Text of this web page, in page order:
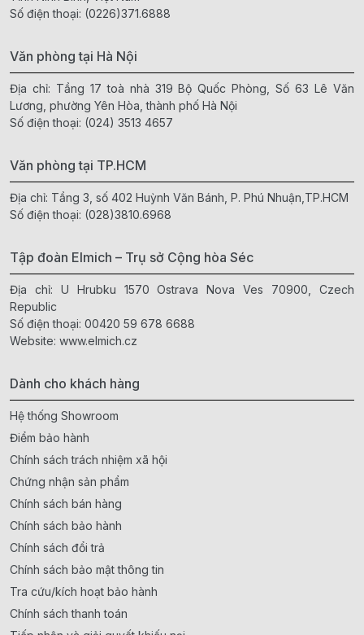
Số điện thoại: (0226)371.6888
Văn phòng tại Hà Nội
Địa chỉ: Tầng 17 toà nhà 319 Bộ Quốc Phòng, Số 63 Lê Văn
Lương, phường Yên Hòa, thành phố Hà Nội
Số điện thoại: (024) 3513 4657
Văn phòng tại TP.HCM
Địa chỉ: Tầng 3, số 402 Huỳnh Văn Bánh, P. Phú Nhuận,TP.HCM
Số điện thoại: (028)3810.6968
Tập đoàn Elmich – Trụ sở Cộng hòa Séc
Địa chỉ: U Hrubku 1570 Ostrava Nova Ves 70900, Czech
Republic
Số điện thoại: 00420 59 678 6688
Website: www.elmich.cz
Dành cho khách hàng
Hệ thống Showroom
Điểm bảo hành
Chính sách trách nhiệm xã hội
Chứng nhận sản phẩm
Chính sách bán hàng
Chính sách bảo hành
Chính sách đổi trả
Chính sách bảo mật thông tin
Tra cứu/kích hoạt bảo hành
Chính sách thanh toán